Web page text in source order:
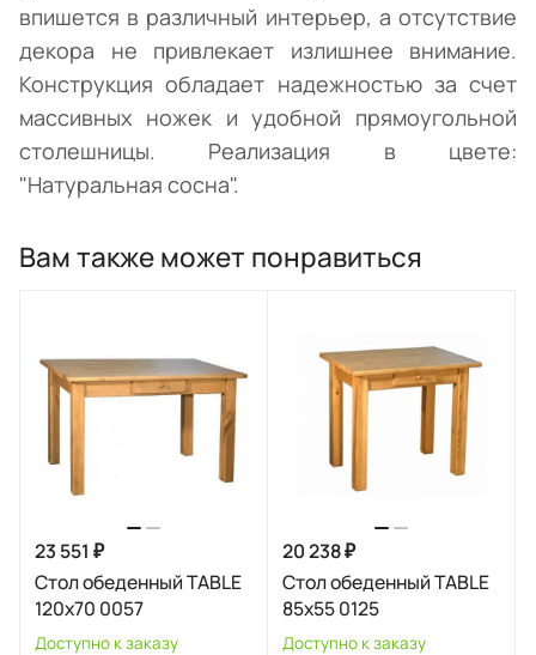
впишется в различный интерьер, а отсутствие
декора не привлекает излишнее внимание.
Конструкция обладает надежностью за счет
массивных ножек и удобной прямоугольной
столешницы. Реализация в цвете:
"Натуральная сосна".
Вам также может понравиться
23 551 ₽
Стол обеденный TABLE
120x70 0057
Доступно к заказу
20 238 ₽
Стол обеденный TABLE
85x55 0125
Доступно к заказу